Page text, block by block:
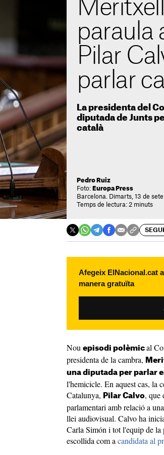
paraula
Pilar
parlar
La presidenta del
diputada de Junts
català
Pedro Ruiz
Foto: Europa Press
Barcelona. Dimarts, 13 de
Temps de lectura: 2 minuts
Afegeix ElNacional.cat
manera gratuïta
Nou episodi polèmic al
presidenta de la cambra,
una diputada per parlar
l'hemicicle. En aquest cas, la
Catalunya, Pilar Calvo, que
parlamentari amb relació a
llei audiovisual. Calvo ha
Carla Simón i tot l'equip de la
escollida com a candidata al